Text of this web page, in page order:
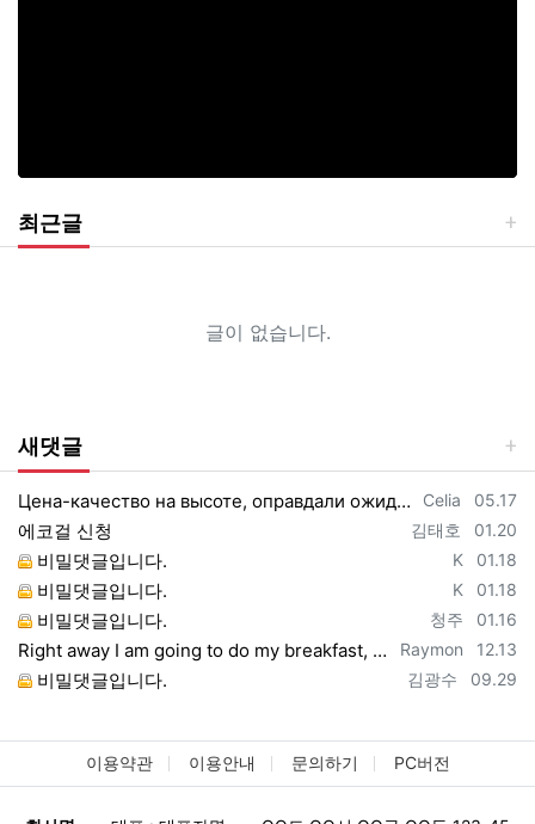
최근글
글이 없습니다.
새댓글
등록자
Celia 등록일
05.17
Цена-качество на высоте, оправдали ожидания https://vpncheburnet.top/
등록자
김태호 등록일
01.20
에코걸 신청
등록자
K 등록일
01.18
비밀댓글입니다.
등록자
K 등록일
01.18
비밀댓글입니다.
등록자
청주 등록일
01.16
비밀댓글입니다.
등록자
Raymon 등록일
12.13
Right away I am going to do my breakfast, once having my breakfast coming yet ag…
등록자
김광수 등록일
09.29
비밀댓글입니다.
이용약관 이용안내 문의하기 PC버전